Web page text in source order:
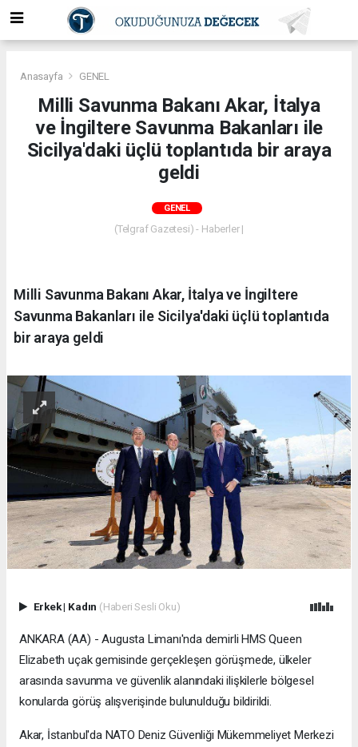
Anasayfa GENEL
Milli Savunma Bakanı Akar, İtalya
ve İngiltere Savunma Bakanları ile
Sicilya'daki üçlü toplantıda bir araya
geldi
GENEL
(Telgraf Gazetesi) - Haberler |
Milli Savunma Bakanı Akar, İtalya ve İngiltere
Savunma Bakanları ile Sicilya'daki üçlü toplantıda
bir araya geldi
Erkek| Kadın (Haberi Sesli Oku)
ANKARA (AA) - Augusta Limanı'nda demirli HMS Queen
Elizabeth uçak gemisinde gerçekleşen görüşmede, ülkeler
arasında savunma ve güvenlik alanındaki ilişkilerle bölgesel
konularda görüş alışverişinde bulunulduğu bildirildi.
Akar, İstanbul'da NATO Deniz Güvenliği Mükemmeliyet Merkezi